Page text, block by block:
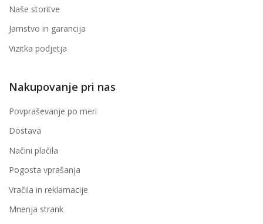
Naše storitve
Jamstvo in garancija
Vizitka podjetja
Nakupovanje pri nas
Povpraševanje po meri
Dostava
Načini plačila
Pogosta vprašanja
Vračila in reklamacije
Mnenja strank